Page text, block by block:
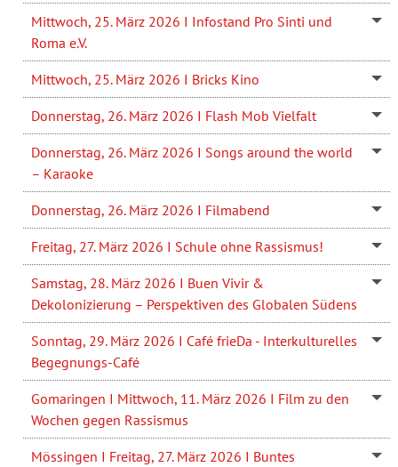
Mittwoch, 25. März 2026 I Infostand Pro Sinti und
Roma e.V.
Mittwoch, 25. März 2026 I Bricks Kino
Donnerstag, 26. März 2026 I Flash Mob Vielfalt
Donnerstag, 26. März 2026 I Songs around the world
– Karaoke
Donnerstag, 26. März 2026 I Filmabend
Freitag, 27. März 2026 I Schule ohne Rassismus!
Samstag, 28. März 2026 I Buen Vivir &
Dekolonizierung – Perspektiven des Globalen Südens
Sonntag, 29. März 2026 I Café frieDa - Interkulturelles
Begegnungs-Café
Gomaringen I Mittwoch, 11. März 2026 I Film zu den
Wochen gegen Rassismus
Mössingen I Freitag, 27. März 2026 I Buntes